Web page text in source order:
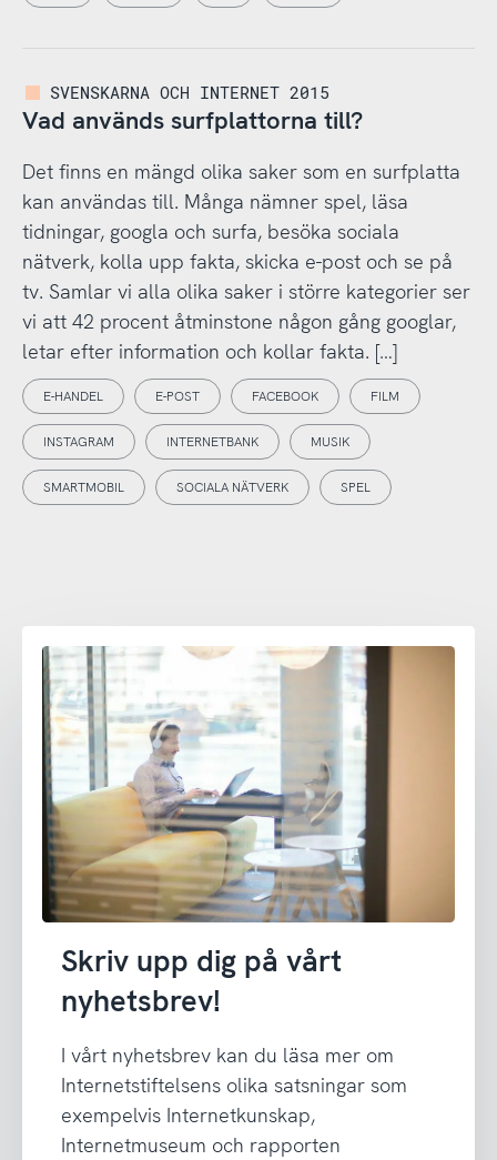
SVENSKARNA OCH INTERNET 2015
Vad används surfplattorna till?
Det finns en mängd olika saker som en surfplatta
kan användas till. Många nämner spel, läsa
tidningar, googla och surfa, besöka sociala
nätverk, kolla upp fakta, skicka e-post och se på
tv. Samlar vi alla olika saker i större kategorier ser
vi att 42 procent åtminstone någon gång googlar,
letar efter information och kollar fakta. […]
E-HANDEL E-POST FACEBOOK FILM
INSTAGRAM INTERNETBANK MUSIK
SMARTMOBIL SOCIALA NÄTVERK SPEL
Skriv upp dig på vårt
nyhetsbrev!
I vårt nyhetsbrev kan du läsa mer om
Internetstiftelsens olika satsningar som
exempelvis Internetkunskap,
Internetmuseum och rapporten